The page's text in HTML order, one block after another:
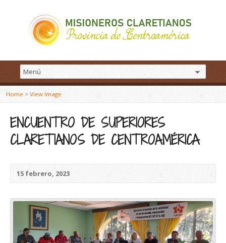
Home > View Image
ENCUENTRO DE SUPERIORES
CLARETIANOS DE CENTROAMÉRICA
15 febrero, 2023